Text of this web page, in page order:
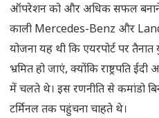
ऑपरेशन को और अधिक सफल
काली Mercedes-Benz और
योजना यह थी कि एयरपोर्ट पर
भ्रमित हो जाएं, क्योंकि राष्ट्रपति
में चलते थे। इस रणनीति से कमांडो
टर्मिनल तक पहुंचना चाहते थे।